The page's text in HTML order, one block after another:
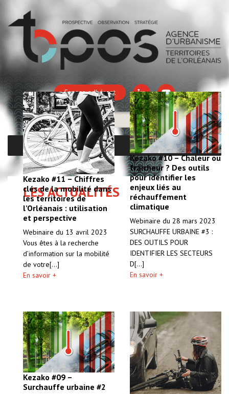
Espace adhérent
MENU
LES ACTUALITÉS
Kezako #11 – Chiffres
clés de la mobilité dans
les territoires de
l’Orléanais : utilisation
et perspective
Webinaire du 13 avril 2023
Vous êtes à la recherche
d’information sur la mobilité
de votre[...]
En savoir +
Kezako #10 – Chaleur ou
fraicheur ? Des outils
pour identifier les
enjeux liés au
réchauffement
climatique
Webinaire du 28 mars 2023
SURCHAUFFE URBAINE #3 :
DES OUTILS POUR
IDENTIFIER LES SECTEURS
D[...]
En savoir +
Kezako #09 –
Surchauffe urbaine #2